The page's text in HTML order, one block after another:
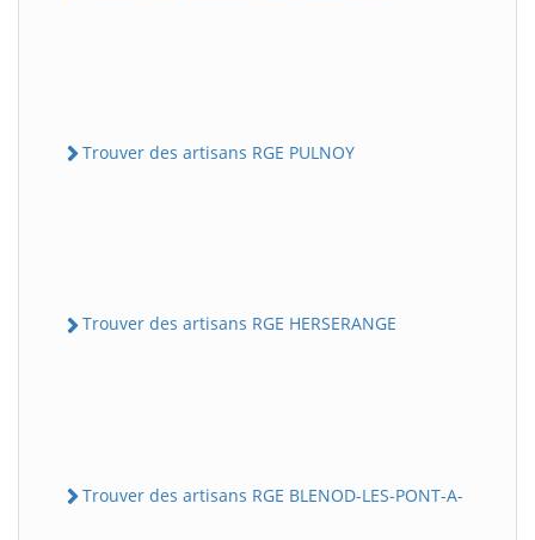
Trouver des artisans RGE PULNOY
Trouver des artisans RGE HERSERANGE
Trouver des artisans RGE BLENOD-LES-PONT-A-